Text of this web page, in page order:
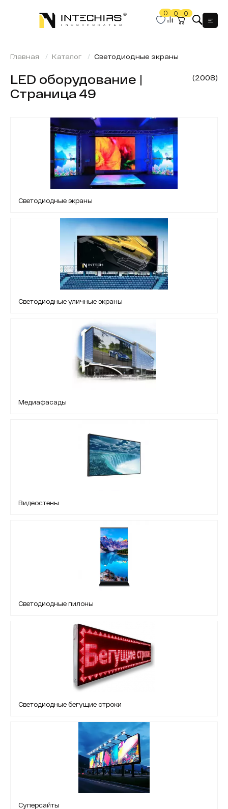
0 0 0
Главная Каталог Светодиодные экраны
LED оборудование |
Страница 49
(2008)
Светодиодные экраны
Светодиодные уличные экраны
Медиафасады
Видеостены
Светодиодные пилоны
Светодиодные бегущие строки
Суперсайты